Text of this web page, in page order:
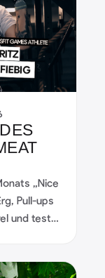
„Nice
Pull-ups
und teste